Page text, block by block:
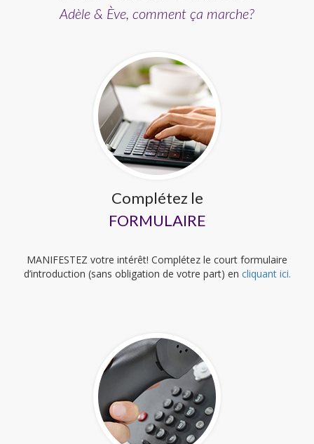
Adèle & Ève, comment ça marche?
Complétez le
FORMULAIRE
MANIFESTEZ votre intérêt! Complétez le court formulaire
d’introduction (sans obligation de votre part) en cliquant ici.